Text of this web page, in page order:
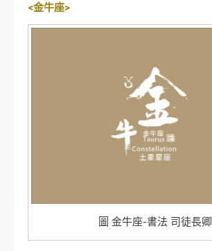
<金牛座>
圖 金牛座-書法 司徒長卿